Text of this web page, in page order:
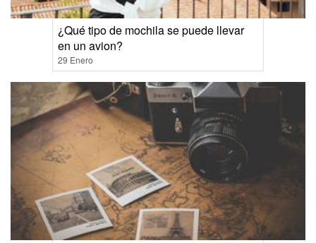
¿Qué tipo de mochila se puede llevar
en un avion?
29 Enero